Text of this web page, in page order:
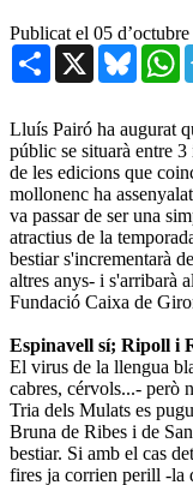
Publicat el 05
Share X Bluesky
Lluís Pairó ha augurat
públic se situarà entre
de les edicions que
mollonenc ha
va passar de ser una
atractius de la
bestiar s'incrementarà
altres anys- i s'arribarà
Fundació Caixa de
Espinavell sí; Ripoll i
El virus de la llengua
cabres, cérvols...- però
Tria dels Mulats es
Bruna de Ribes i de
bestiar. Si amb el cas
fires ja corrien perill -la